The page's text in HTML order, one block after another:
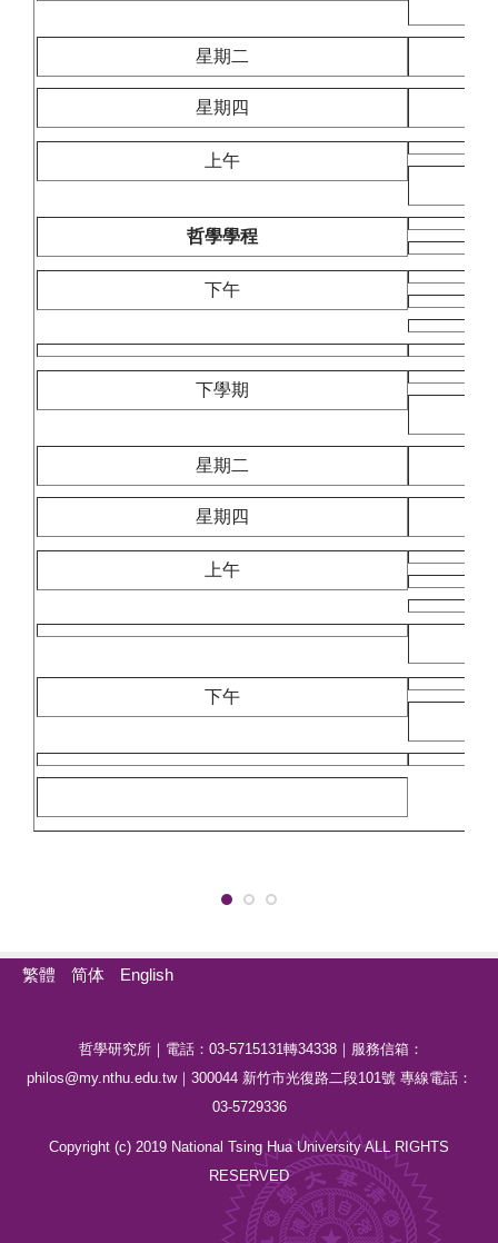
星期二
星期四
上午
哲學學程
下午
下學期
星期二
星期四
上午
下午
繁體 简体 English
哲學研究所｜電話：03-5715131轉34338｜服務信箱：
philos@my.nthu.edu.tw｜300044 新竹市光復路二段101號 專線電話：
03-5729336
Copyright (c) 2019 National Tsing Hua University ALL RIGHTS
RESERVED